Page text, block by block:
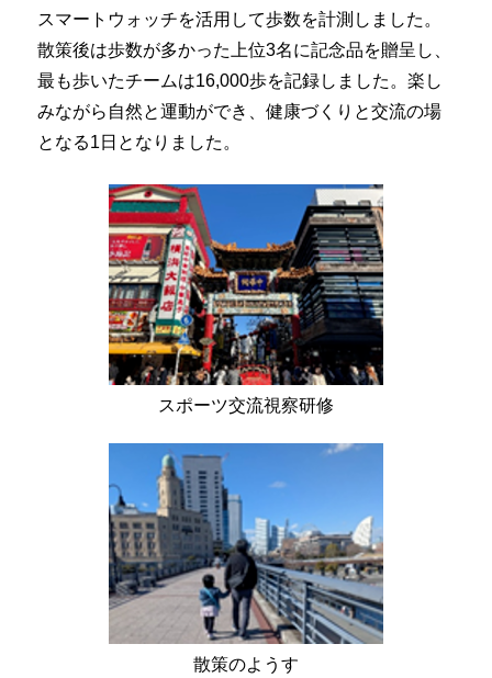
スマートウォッチを活用して歩数を計測しました。
散策後は歩数が多かった上位3名に記念品を贈呈し、
最も歩いたチームは16,000歩を記録しました。楽し
みながら自然と運動ができ、健康づくりと交流の場
となる1日となりました。
スポーツ交流視察研修
散策のようす